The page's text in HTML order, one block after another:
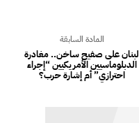
المادة السابقة
لبنان على صفيح ساخن.. مغادرة
الدبلوماسيين الأمريكيين “إجراء
احترازي” أم إشارة حرب؟